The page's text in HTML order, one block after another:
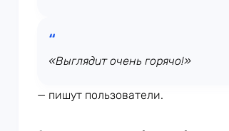
«Выглядит очень горячо!»
— пишут пользователи.